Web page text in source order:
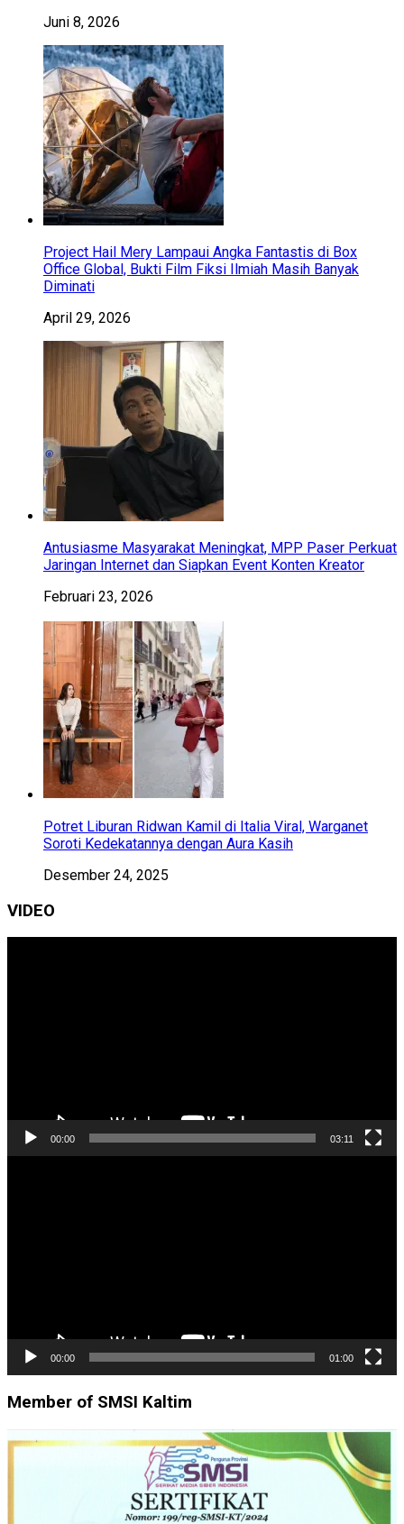
Juni 8, 2026
Project Hail Mery Lampaui Angka Fantastis di Box
Office Global, Bukti Film Fiksi Ilmiah Masih Banyak
Diminati
April 29, 2026
Antusiasme Masyarakat Meningkat, MPP Paser Perkuat
Jaringan Internet dan Siapkan Event Konten Kreator
Februari 23, 2026
Potret Liburan Ridwan Kamil di Italia Viral, Warganet
Soroti Kedekatannya dengan Aura Kasih
Desember 24, 2025
VIDEO
00:00 03:11
00:00 01:00
Member of SMSI Kaltim